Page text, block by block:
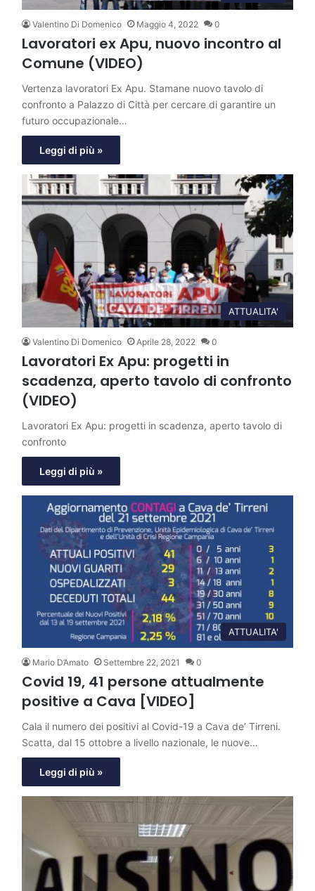
Valentino Di Domenico Maggio 4, 2022 0
Lavoratori ex Apu, nuovo incontro al
Comune (VIDEO)
Vertenza lavoratori Ex Apu. Stamane nuovo tavolo di
confronto a Palazzo di Città per cercare di garantire un
futuro occupazionale…
Leggi di più »
ATTUALITA'
Valentino Di Domenico Aprile 28, 2022 0
Lavoratori Ex Apu: progetti in
scadenza, aperto tavolo di confronto
(VIDEO)
Lavoratori Ex Apu: progetti in scadenza, aperto tavolo di
confronto
Leggi di più »
ATTUALITA'
Mario D’Amato Settembre 22, 2021 0
Covid 19, 41 persone attualmente
positive a Cava [VIDEO]
Cala il numero dei positivi al Covid-19 a Cava de’ Tirreni.
Scatta, dal 15 ottobre a livello nazionale, le nuove…
Leggi di più »